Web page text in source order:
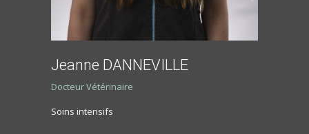
Jeanne DANNEVILLE
Docteur Vétérinaire
Soins intensifs